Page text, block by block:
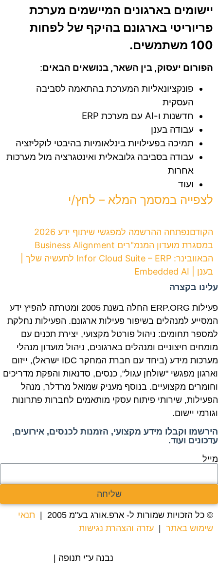
יישומים בארגונים המיישמים מערכת
פריוריטי בארגונם בהיקף של לפחות
100 משתמשים.
הפורום יעסוק, בין השאר, בנושאים הבאים:
פונקציונאליות המערכת בהתאמה לסביבה
העסקית
חדשנות ו-AI עם מערכת ERP
עבודה בענן
תמיכה בפעילויות בינלאומיות בהיבטי לוקליזציה
עבודה בסביבה גלובאלית ואינטגרציה מול מערכות
אחרות
ועוד
לצפייה במסמך המלא – לחץ/י
הקודם
נפתחה ההרשמה למפגשי שיתוף ידע 2026
במסגרת מועדון המנמ"רים Business Alignment
הבא
וובינר: Infor Cloud Suite – ERP לתעשיה שלך |
בענן | Embedded AI
עלינו בקצרה
פעילות ERP.ORG החלה בשנת 2005 ומטרתה להפיץ ידע
המסייע למנהלים בשיפור פעילות ארגונם. הפעילות נחלקת
למספר תחומים: ניהול פורטל מקצועי, יצירת תכנים עם
מומחים חיצוניים ומנהלים בארגונים, ניהול מועדון מנהלי
מערכות מידע (ביחד עם חברת המחקר IDC ישראל), ייזום
וארגון מפגשי "שולחן עגול", כנסים, סדנאות והפקת מדריכים
וחומרים מקצועיים. בנוסף מעניק שמואל מרדלר, מנהל
הפעילות, שירותי פיתוח עסקי מותאמים לחברות פתרונות
וגורמי יישום.
הירשמו וקבלו מידע מקצועי, הזמנות לכנסים, אירועים,
עדכונים ועוד.
מייל
שליחה
© כל הזכויות שמורות ל- ארפ.אורג בע"מ 2005 |
תנאי
שימוש באתר | עזרה והצהרת נגישות
נבנה ע"י תנופה |